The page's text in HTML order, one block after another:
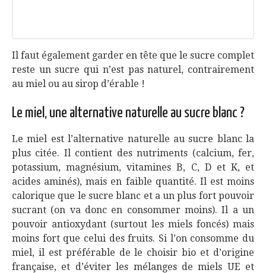
Il faut également garder en tête que le sucre complet
reste un sucre qui n’est pas naturel, contrairement
au miel ou au sirop d’érable !
Le miel, une alternative naturelle au sucre blanc ?
Le miel est l’alternative naturelle au sucre blanc la
plus citée. Il contient des nutriments (calcium, fer,
potassium, magnésium, vitamines B, C, D et K, et
acides aminés), mais en faible quantité. Il est moins
calorique que le sucre blanc et a un plus fort pouvoir
sucrant (on va donc en consommer moins). Il a un
pouvoir antioxydant (surtout les miels foncés) mais
moins fort que celui des fruits. Si l’on consomme du
miel, il est préférable de le choisir bio et d’origine
française, et d’éviter les mélanges de miels UE et